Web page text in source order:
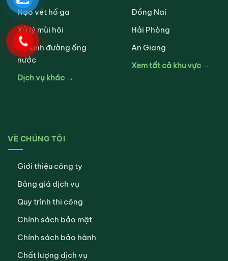
Nạo vét hố ga
Xử lý mùi hôi
Vệ sinh đường ống
nước
Dịch vụ khác →
Đồng Nai
Hải Phòng
An Giang
Xem tất cả khu vực →
VỀ CHÚNG TÔI
Giới thiệu công ty
Bảng giá dịch vụ
Quy trình thi công
Chính sách bảo mật
Chính sách bảo hành
Chất lượng dịch vụ